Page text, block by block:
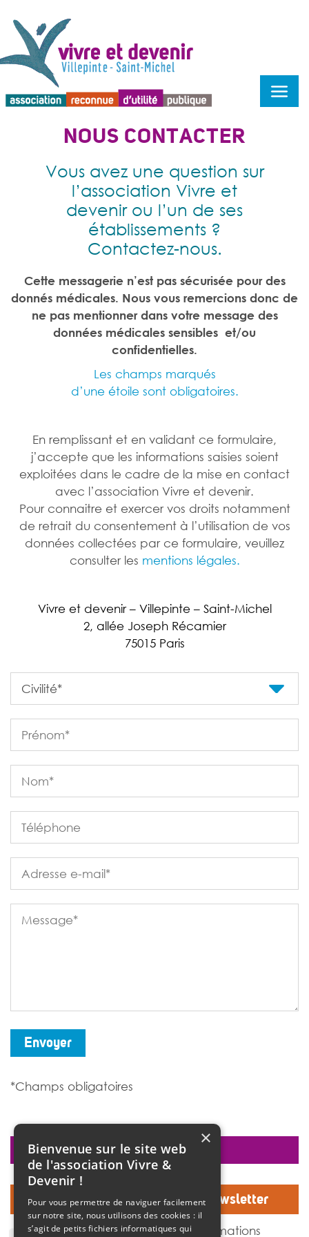
NOUS CONTACTER
Vous avez une question sur
l’association Vivre et
devenir ou l’un de ses
établissements ?
Contactez-nous.
Cette messagerie n’est pas sécurisée pour des
donnés médicales. Nous vous remercions donc de
ne pas mentionner dans votre message des
données médicales sensibles et/ou
confidentielles.
Les champs marqués
d’une étoile sont obligatoires.
En remplissant et en validant ce formulaire,
j’accepte que les informations saisies soient
exploitées dans le cadre de la mise en contact
avec l’association Vivre et devenir.
Pour connaitre et exercer vos droits notamment
de retrait du consentement à l’utilisation de vos
données collectées par ce formulaire, veuillez
consulter les mentions légales.
Vivre et devenir – Villepinte – Saint-Michel
2, allée Joseph Récamier
75015 Paris
Formulaire de contact
Civilité*
Envoyer
*Champs obligatoires
Inscrivez-vous à notre Newsletter
J'accepte de recevoir des informations
faire un don
×
Bienvenue sur le site web
de l'association Vivre &
Devenir !
Pour vous permettre de naviguer facilement
sur notre site, nous utilisons des cookies : il
s’agit de petits fichiers informatiques qui